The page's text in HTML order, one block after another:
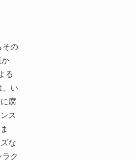
その
か
る
、い
腐
ス
な
ク